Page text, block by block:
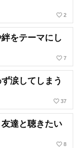
favorite_border 2
をテーマにし
favorite_border 7
涙してしまう
favorite_border 37
達と聴きたい
favorite_border 8